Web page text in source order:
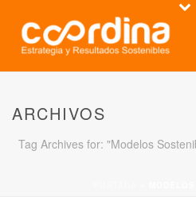
ARCHIVOS
Tag Archives for: "Modelos